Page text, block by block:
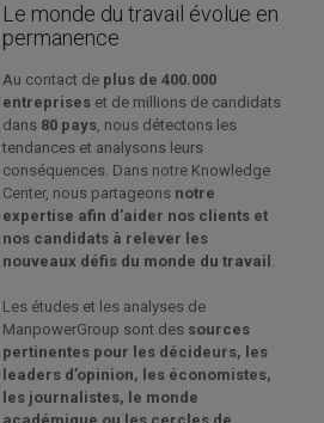
Le monde du travail évolue en
permanence
Au contact de plus de 400.000
entrepriseset de millions de candidats
dans 80 pays, nous détectons les
tendances et analysons leurs
conséquences. Dans notre Knowledge
Center, nous partageons notre
expertise afin d’aider nos clients et
nos candidats à relever les
nouveaux défis du monde du travail .
Les études et les analyses de
ManpowerGroup sont des sources
pertinentes pour les décideurs, les
leaders d’opinion, les économistes,
les journalistes, le monde